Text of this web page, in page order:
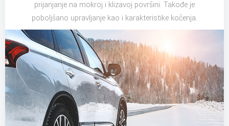
prijanjanje na mokroj i klizavoj površini. Takođe je
poboljšano upravljanje kao i karakteristike kočenja.